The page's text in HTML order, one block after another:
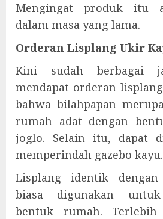
Mengingat produk itu
dalam masa yang lama.
Orderan Lisplang Ukir
Kini sudah berbagai
mendapat orderan
bahwa bilahpapan
rumah adat dengan
joglo. Selain itu, dapat
memperindah gazebo kayu.
Lisplang identik
biasa digunakan
bentuk rumah. Terlebih